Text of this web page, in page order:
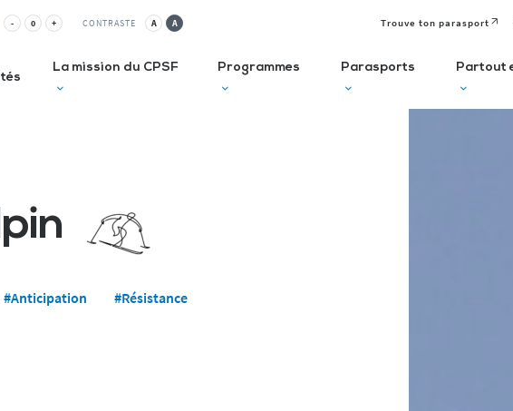
- 0 + CONTRASTE A A Trouve ton parasport
La mission du CPSF Programmes
ESMS&CLUBS
Le guide à destination des
Parasports Partout
#Anticipation #Résistance